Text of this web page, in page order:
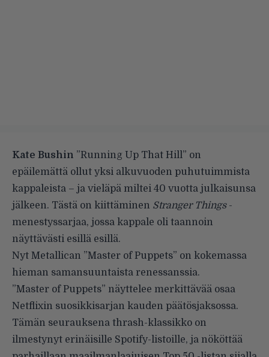
Kate Bushin ”Running Up That Hill” on
epäilemättä ollut yksi alkuvuoden puhutuimmista
kappaleista – ja vieläpä miltei 40 vuotta julkaisunsa
jälkeen. Tästä on kiittäminen Stranger Things-
menestyssarjaa, jossa kappale oli taannoin
näyttävästi esillä esillä.
Nyt Metallican ”Master of Puppets” on kokemassa
hieman samansuuntaista renessanssia.
”Master of Puppets” näyttelee merkittävää osaa
Netflixin suosikkisarjan kauden päätösjaksossa.
Tämän seurauksena thrash-klassikko on
ilmestynyt erinäisille Spotify-listoille, ja nököttää